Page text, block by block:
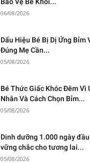
06/08/2026
Dấu Hiệu Bé Bị Dị Ứng Bỉm
Đúng Mẹ Cần...
05/08/2026
Bé Thức Giấc Khóc Đêm Vì
Nhân Và Cách Chọn Bỉm...
05/08/2026
Dinh dưỡng 1.000 ngày
vững chắc cho tương lai...
05/08/2026